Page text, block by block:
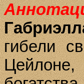
гибели